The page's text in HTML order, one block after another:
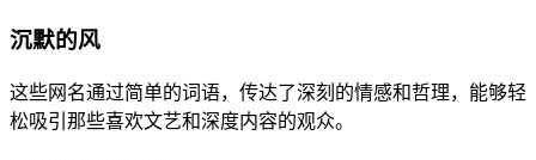
沉默的风
这些网名通过简单的词语，传达了深刻的情感和哲理，能够轻
松吸引那些喜欢文艺和深度内容的观众。